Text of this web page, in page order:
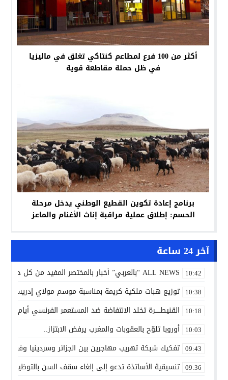
أكثر من 100 فرع لمطاعم كنتاكي تغلق في ماليزيا
في ظل حملة مقاطعة قوية
برنامج إعادة تكوين القطيع الوطني يدخل مرحلة
الحسم: إطلاق عملية مراقبة إناث الأغنام والماعز
آخر 24 ساعة
10:42 ALL NEWS “بالعربي” أخبار بالمختصر المفيد من كل حدب وصوب
10:38 توزيع هبات ملكية كريمة بمناسبة موسم مولاي إدريس
10:18 القنيطـــــرة تخلد الانتفاضة ضد المستعمر الفرنسي أيام 7 و8 و9 غشت 1954.
10:03 أوروبا تلوّح بالعقوبات والمغرب يرفض الابتزاز..
09:43 تفكيك شبكة تهريب مهاجرين بين الجزائر وسردينيا وفرنسا
09:36 تنسيقية الأساتذة تدعو إلى إلغاء سقف السن بالتوظيف